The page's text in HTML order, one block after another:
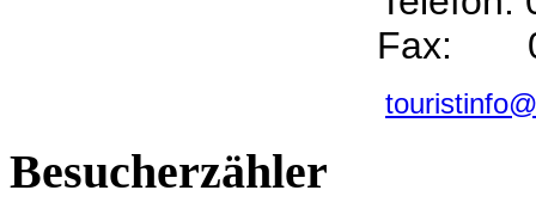
Fax:
Besucherzähler